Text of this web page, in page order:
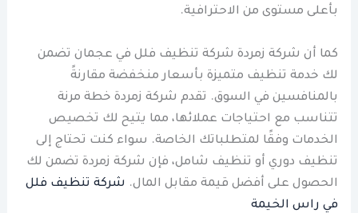
بأعلى مستوى من الاحترافية.
كما أن شركة زمردة شركة تنظيف فلل في عجمان تضمن
لك خدمة تنظيف متميزة بأسعار منخفضة مقارنةً
بالمنافسين في السوق. تقدم شركة زمردة خطة مرنة
تتناسب مع احتياجات عملائها، مما يتيح لك تخصيص
الخدمات وفقًا لمتطلباتك الخاصة. سواء كنت تحتاج إلى
تنظيف دوري أو تنظيف شامل، فإن شركة زمردة تضمن لك
الحصول على أفضل قيمة مقابل المال. شركة تنظيف فلل
في راس الخيمة